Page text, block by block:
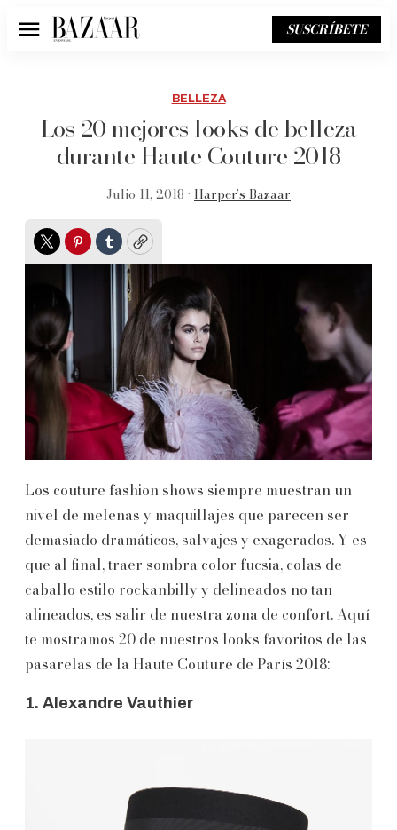
Menú SUSCRÍBETE
BELLEZA
Los 20 mejores looks de belleza
durante Haute Couture 2018
Julio 11, 2018 • Harper’s Bazaar
TwitterPinterest
TumblrCopy
Los couture fashion shows siempre muestran un
nivel de melenas y maquillajes que parecen ser
demasiado dramáticos, salvajes y exagerados. Y es
que al final, traer sombra color fucsia, colas de
caballo estilo rockanbilly y delineados no tan
alineados, es salir de nuestra zona de confort. Aquí
te mostramos 20 de nuestros looks favoritos de las
pasarelas de la Haute Couture de París 2018:
1. Alexandre Vauthier